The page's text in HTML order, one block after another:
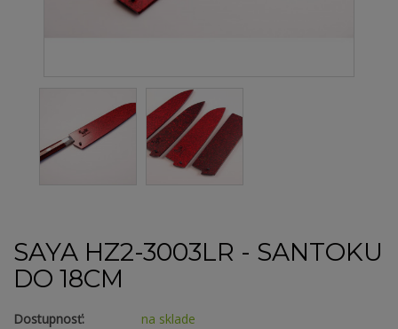
SAYA HZ2-3003LR - SANTOKU
DO 18CM
Dostupnosť:
na sklade